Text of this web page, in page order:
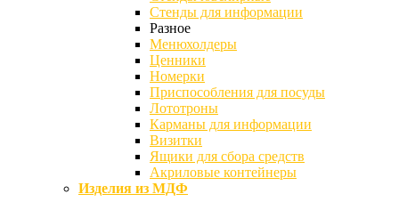
Стенды для информации
Разное
Менюхолдеры
Ценники
Номерки
Приспособления для посуды
Лототроны
Карманы для информации
Визитки
Ящики для сбора средств
Акриловые контейнеры
Изделия из МДФ